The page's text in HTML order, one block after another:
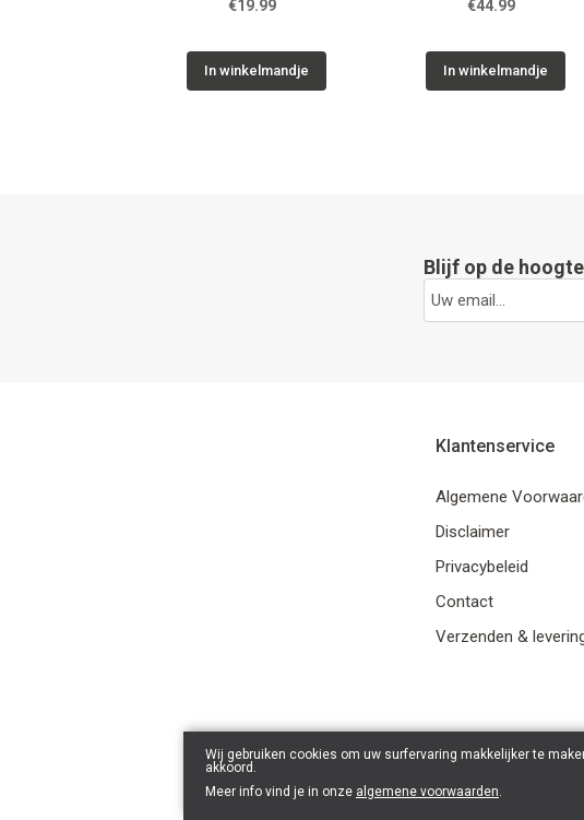
€19.99
In winkelmandje
€44.99
In winkelmandje
Blijf op de
Klantenservice
Algemene
Disclaimer
Privacybeleid
Contact
Verzenden &
Wij gebruiken cookies om uw surfervaring makkelijker te
akkoord.
Meer info vind je in onze algemene voorwaarden.